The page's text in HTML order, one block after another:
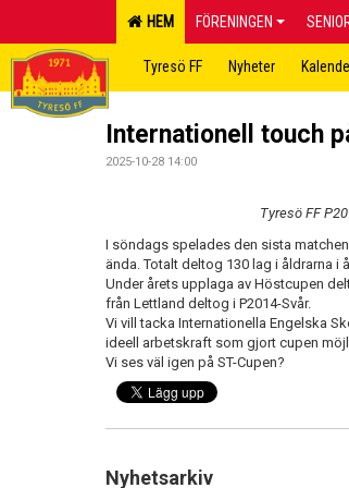
HEM FÖRENINGEN
Tyresö FF Nyheter
Internationell touch
2025-10-28 14:00
Tyresö FF
I söndags spelades den sista
ända. Totalt deltog 130 lag i åldrarna i
Under årets upplaga av Höstcupen
från Lettland deltog i P2014-Svår.
Vi vill tacka Internationella Engelska
ideell arbetskraft som gjort cupen
Vi ses väl igen på ST-Cupen?
Nyhetsarkiv